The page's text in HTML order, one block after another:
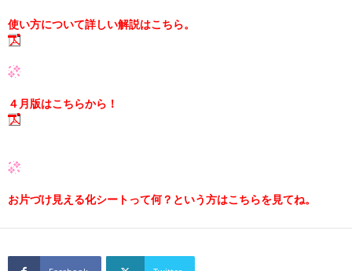
使い方について詳しい解説はこちら。
４月版はこちらから！
お片づけ見える化シートって何？という方はこちらを見てね。